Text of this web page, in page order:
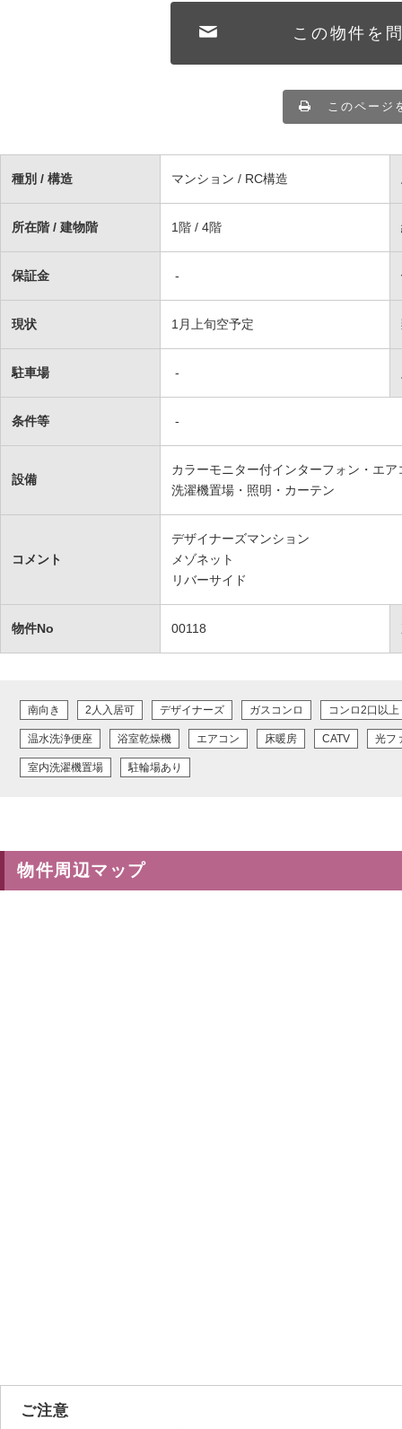
この物件を
このページ
種別 / 構造 マンション / RC構造
所在階 / 建物階 1階 / 4階
保証金 -
現状 1月上旬空予定
駐車場 -
条件等 -
設備
カラーモニター付インターフォン・エ
洗濯機置場・照明・カーテン
コメント
デザイナーズマンション
メゾネット
リバーサイド
物件No 00118
南向き 2人入居可 デザイナーズ ガスコンロ コンロ2口以上
温水洗浄便座 浴室乾燥機 エアコン 床暖房 CATV 光フ
室内洗濯機置場 駐輪場あり
物件周辺マップ
ご注意